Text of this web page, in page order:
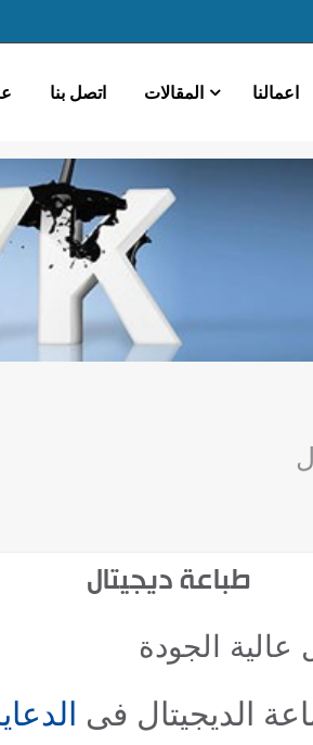
اعمالنا المقالات اتصل بنا
طباعة ديجيتال
عالية الجودة
الديجيتال فى